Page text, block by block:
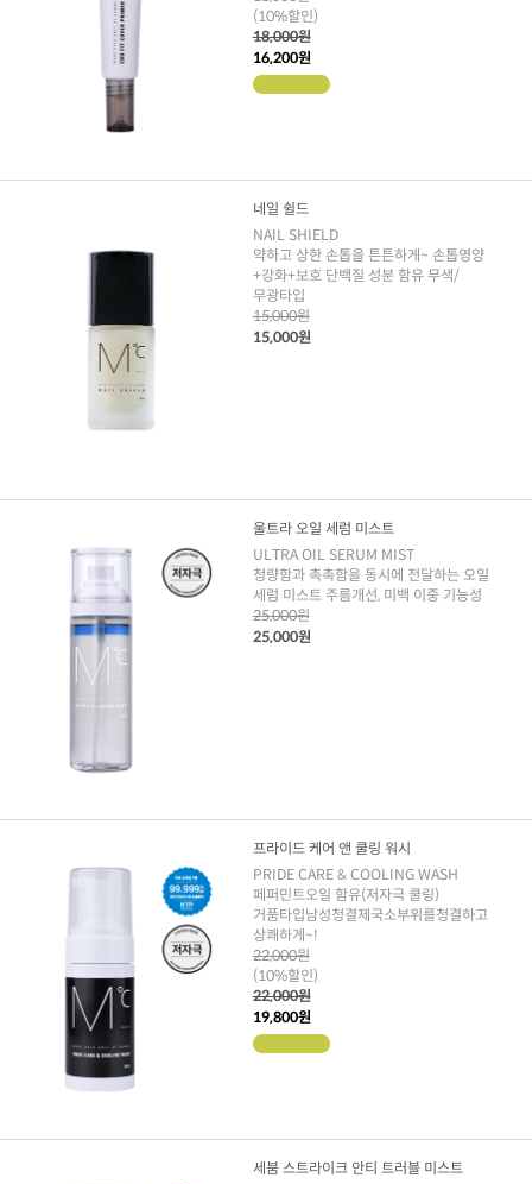
(10%할인)
18,000원
16,200원
네일 쉴드
NAIL SHIELD
약하고 상한 손톱을 튼튼하게~ 손톱영양
+강화+보호 단백질 성분 함유 무색/
무광타입
15,000원
15,000원
울트라 오일 세럼 미스트
ULTRA OIL SERUM MIST
청량함과 촉촉함을 동시에 전달하는 오일
세럼 미스트 주름개선, 미백 이중 기능성
25,000원
25,000원
프라이드 케어 앤 쿨링 워시
PRIDE CARE & COOLING WASH
페퍼민트오일 함유(저자극 쿨링)
거품타입남성청결제국소부위를청결하고
상쾌하게~!
22,000원
(10%할인)
22,000원
19,800원
세붐 스트라이크 안티 트러블 미스트